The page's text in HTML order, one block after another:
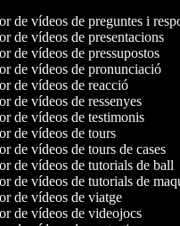
de vídeos de preguntes i
de vídeos de presentacions
de vídeos de pressupostos
de vídeos de pronunciació
de vídeos de reacció
de vídeos de ressenyes
de vídeos de testimonis
de vídeos de tours
de vídeos de tours de cases
de vídeos de tutorials de ball
de vídeos de tutorials de
de vídeos de viatge
de vídeos de videojocs